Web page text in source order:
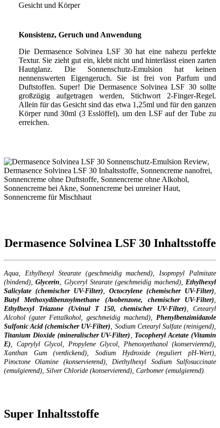
Gesicht und Körper
Konsistenz, Geruch und Anwendung
Die Dermasence Solvinea LSF 30 hat eine nahezu perfekte
Textur. Sie zieht gut ein, klebt nicht und hinterlässt einen zarten
Hautglanz. Die Sonnenschutz-Emulsion hat keinen
nennenswerten Eigengeruch. Sie ist frei von Parfum und
Duftstoffen. Super! Die Dermasence Solvinea LSF 30 sollte
großzügig aufgetragen werden, Stichwort 2-Finger-Regel.
Allein für das Gesicht sind das etwa 1,25ml und für den ganzen
Körper rund 30ml (3 Esslöffel), um den LSF auf der Tube zu
erreichen.
Dermasence Solvinea LSF 30 Inhaltsstoffe
Aqua, Ethylhexyl Stearate (geschmeidig machend), Isopropyl Palmitate
(bindend),Glycerin , Glyceryl Stearate (geschmeidig machend), Ethylhexyl
Salicylate (chemischer UV-Filter)
Octocrylene (chemischer UV-Filter)
Butyl Methoxydibenzoylmethane (Avobenzone, chemischer UV-Filter)
Ethylhexyl Triazone (Uvinul T 150, chemischer UV-Filter) , Cetearyl
Alcohol (guter Fettalkohol, geschmeidig machend), Phenylbenzimidazole
Sulfonic Acid (chemischer UV-Filter) , Sodium Cetearyl Sulfate (reinigend),
Titanium Dioxide (mineralischer UV-Filter)
Tocopheryl Acetate (Vitamin
E) , Caprylyl Glycol, Propylene Glycol, Phenoxyethanol (konservierend),
Xanthan Gum (verdickend), Sodium Hydroxide (reguliert pH-Wert),
Piroctone Olamine (konservierend), Diethylhexyl Sodium Sulfosuccinate
(emulgierend), Silver Chloride (konservierend), Carbomer (emulgierend).
Super Inhaltsstoffe